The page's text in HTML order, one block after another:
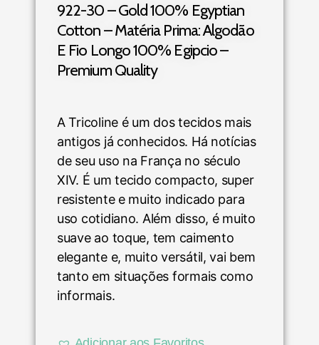
922-30 – Gold 100% Egyptian
Cotton – Matéria Prima: Algodão
E Fio Longo 100% Egipcio –
Premium Quality
A Tricoline é um dos tecidos mais
antigos já conhecidos. Há notícias
de seu uso na França no século
XIV. É um tecido compacto, super
resistente e muito indicado para
uso cotidiano. Além disso, é muito
suave ao toque, tem caimento
elegante e, muito versátil, vai bem
tanto em situações formais como
informais.